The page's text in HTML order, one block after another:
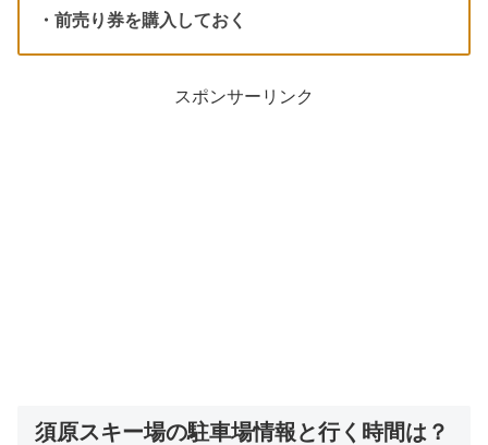
・前売り券を購入しておく
スポンサーリンク
須原スキー場の駐車場情報と行く時間は？